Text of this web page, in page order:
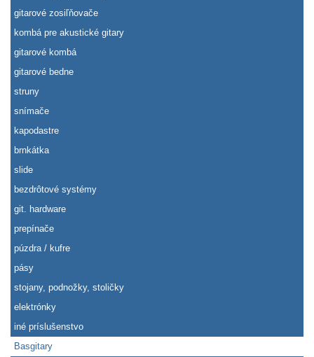
gitarové zosiľňovače
kombá pre akustické gitary
gitarové kombá
gitarové bedne
struny
snímače
kapodastre
brnkátka
slide
bezdrôtové systémy
git. hardware
prepínače
púzdra / kufre
pásy
stojany, podnožky, stoličky
elektrónky
iné príslušenstvo
Basgitary